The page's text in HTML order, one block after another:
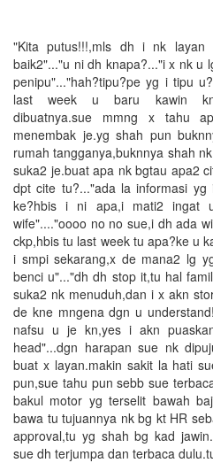
"Kita putus!!!,mls dh i nk
baik2"..."u ni dh knapa?..."i x nk u
penipu"..."hah?tipu?pe yg i tipu
last week u baru kawin
dibuatnya.sue mmng x tahu
menembak je.yg shah pun
rumah tangganya,buknnya shah
suka2 je.buat apa nk bgtau apa2
dpt cite tu?..."ada la informasi
ke?hbis i ni apa,i mati2 ingat
wife"...."oooo no no sue,i dh ada
ckp,hbis tu last week tu apa?ke u
i smpi sekarang,x de mana2 lg
benci u"..."dh dh stop it,tu hal
suka2 nk menuduh,dan i x akn
de kne mngena dgn u
nafsu u je kn,yes i akn
head"...dgn harapan sue nk
buat x layan.makin sakit la hati
pun,sue tahu pun sebb sue
bakul motor yg terselit bawah
bawa tu tujuannya nk bg kt HR
approval,tu yg shah bg kad
sue dh terjumpa dan terbaca